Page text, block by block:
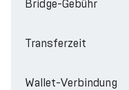
Bridge-Gebühr
Transferzeit
Wallet-Verbindung